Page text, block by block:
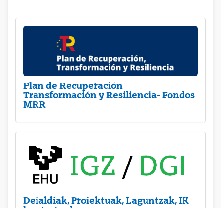
Plan de Recuperación
Transformación y Resiliencia- Fondos
MRR
Deialdiak, Proiektuak, Laguntzak, IK